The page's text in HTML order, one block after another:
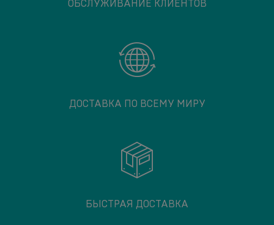
ОБСЛУЖИВАНИЕ КЛИЕНТОВ
ДОСТАВКА ПО ВСЕМУ МИРУ
БЫСТРАЯ ДОСТАВКА